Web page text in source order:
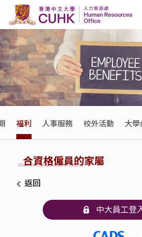
Skip
福利 人事服務 校外活動 大
合資格僱員的家屬
返回
中大員工登